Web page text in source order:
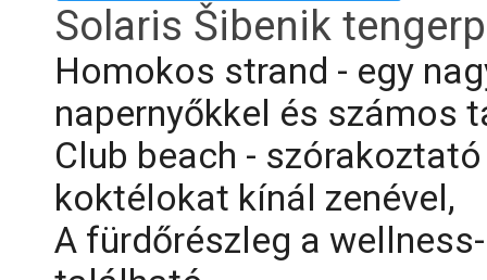
Solaris Šibenik
Homokos strand - egy
napernyőkkel és számos
Club beach -
koktélokat kínál zenével,
A fürdőrészleg a